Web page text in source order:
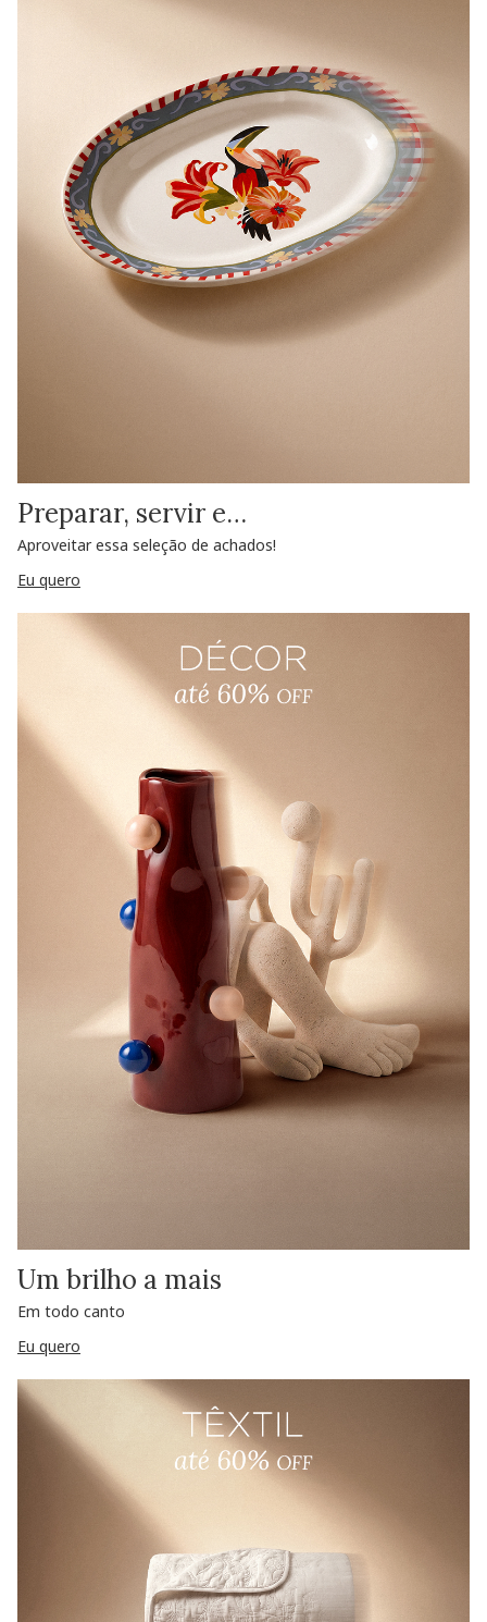
Preparar, servir e…
Aproveitar essa seleção de achados!
Eu quero
Um brilho a mais
Em todo canto
Eu quero